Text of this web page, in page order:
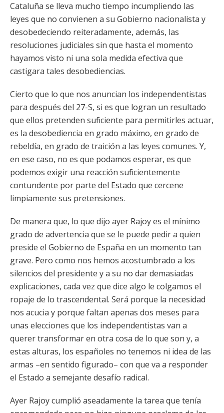
Cataluña se lleva mucho tiempo incumpliendo las
leyes que no convienen a su Gobierno nacionalista y
desobedeciendo reiteradamente, además, las
resoluciones judiciales sin que hasta el momento
hayamos visto ni una sola medida efectiva que
castigara tales desobediencias.
Cierto que lo que nos anuncian los independentistas
para después del 27-S, si es que logran un resultado
que ellos pretenden suficiente para permitirles actuar,
es la desobediencia en grado máximo, en grado de
rebeldía, en grado de traición a las leyes comunes. Y,
en ese caso, no es que podamos esperar, es que
podemos exigir una reacción suficientemente
contundente por parte del Estado que cercene
limpiamente sus pretensiones.
De manera que, lo que dijo ayer Rajoy es el mínimo
grado de advertencia que se le puede pedir a quien
preside el Gobierno de España en un momento tan
grave. Pero como nos hemos acostumbrado a los
silencios del presidente y a su no dar demasiadas
explicaciones, cada vez que dice algo le colgamos el
ropaje de lo trascendental. Será porque la necesidad
nos acucia y porque faltan apenas dos meses para
unas elecciones que los independentistas van a
querer transformar en otra cosa de lo que son y, a
estas alturas, los españoles no tenemos ni idea de las
armas –en sentido figurado– con que va a responder
el Estado a semejante desafío radical.
Ayer Rajoy cumplió aseadamente la tarea que tenía